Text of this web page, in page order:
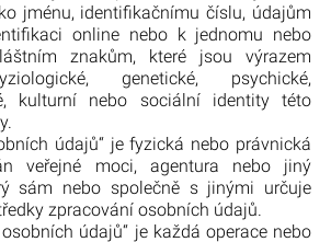
jménu, identifikačnímu číslu, údajům
online nebo k jednomu nebo
znakům, které jsou výrazem
genetické, psychické,
kulturní nebo sociální identity této
údajů“ je fyzická nebo právnická
veřejné moci, agentura nebo jiný
sám nebo společně s jinými určuje
zpracování osobních údajů.
údajů“ je každá operace nebo